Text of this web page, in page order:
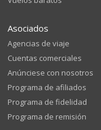
Asociados
Agencias de viaje
Cuentas comerciales
Anúnciese con nosotros
Programa de afiliados
Programa de fidelidad
Programa de remisión